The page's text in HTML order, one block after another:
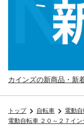
カインズの新商品・新
トップ 自転車
電動
電動自転車 ２０～２７イン